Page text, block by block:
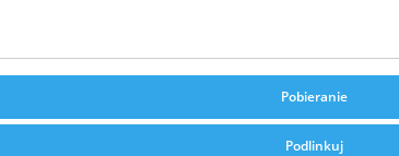
Pobieranie
Podlinkuj